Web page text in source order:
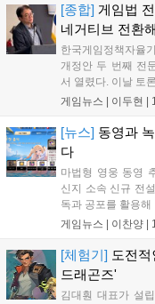
각기 다른 장르에서
[종합] 게임법
네거티브 전환
한국게임정책자율
개정안 두 번째 전
서 열렸다. 이날 토
주요 쟁점과 성과
호사가 게임 등...
게임뉴스 | 이두현
[뉴스] 동영과
다
마법형 영웅 동영
신지 소속 신규 전
독과 공포를 활용
를 제공하는 것이
활한다. 모...
게임뉴스 | 이찬양
[체험기] 도전
드래곤즈'
김대훤 대표가 설